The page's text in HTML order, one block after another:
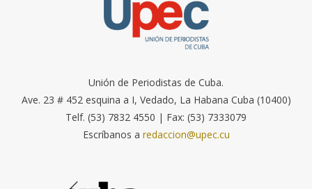
Unión de Periodistas de Cuba.
Ave. 23 # 452 esquina a I, Vedado, La Habana Cuba (10400)
Telf. (53) 7832 4550 | Fax: (53) 7333079
Escríbanos a redaccion@upec.cu